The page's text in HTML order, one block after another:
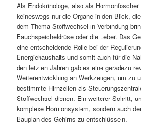
e
n
Als Endokrinologe, also als
keineswegs nur die Organe in den Blick,
dem Thema Stoffwechsel in Verbindung
Bauchspeicheldrüse oder die Leber. Das
eine entscheidende Rolle bei der
Energiehaushalts und somit auch für die
den letzten Jahren gab es eine geradezu
Weiterentwicklung an Werkzeugen, um zu
bestimmte Hirnzellen als
Stoffwechsel dienen. Ein weiterer Schritt,
komplexe Hormonsystem, sondern auch
Bauplan des Gehirns zu entschlüsseln.